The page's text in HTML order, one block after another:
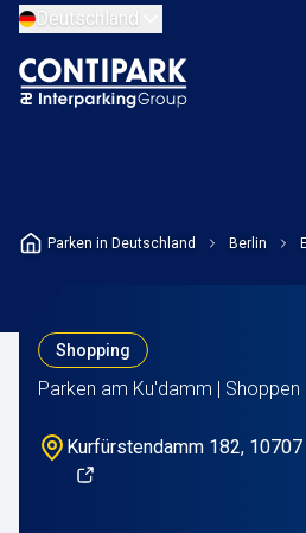
Deutschland
Parken in Deutschland Berlin
Shopping
Parken am Ku'damm | Shoppen
Kurfürstendamm 182,